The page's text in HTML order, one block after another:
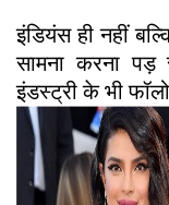
इंडियंस ही नहीं
सामना करना पड़
इंडस्ट्री के भी